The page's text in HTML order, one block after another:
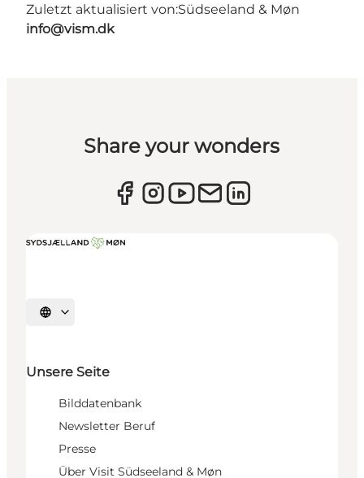
Zuletzt aktualisiert von:Südseeland & Møn
info@vism.dk
Share your wonders
Sprache auswählen
Unsere Seite
Bilddatenbank
Newsletter Beruf
Presse
Über Visit Südseeland & Møn